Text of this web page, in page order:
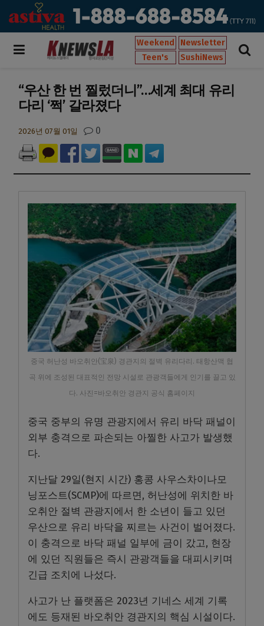
Weekend
Newsletter
Teen's
SushiNews
“우산 한 번 찔렀더니”…세계 최대 유리
다리 ‘쩍’ 갈라졌다
2026년 07월 01일 0
중국 허난성 바오취안(宝泉) 경관지의 절벽 유리다리. 태항산맥 협
곡 위에 조성된 대표적인 전망 시설로 관광객들에게 인기를 끌고 있
다. 사진=바오취안 경관지 공식 홈페이지
중국 중부의 유명 관광지에서 유리 바닥 패널이
외부 충격으로 파손되는 아찔한 사고가 발생했
다.
지난달 29일(현지 시간) 홍콩 사우스차이나모
닝포스트(SCMP)에 따르면, 허난성에 위치한 바
오취안 절벽 관광지에서 한 소년이 들고 있던
우산으로 유리 바닥을 찌르는 사건이 벌어졌다.
이 충격으로 바닥 패널 일부에 금이 갔고, 현장
에 있던 직원들은 즉시 관광객들을 대피시키며
긴급 조치에 나섰다.
사고가 난 플랫폼은 2023년 기네스 세계 기록
에도 등재된 바오취안 경관지의 핵심 시설이다.